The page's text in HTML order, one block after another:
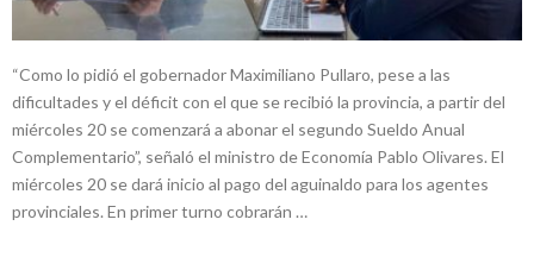
“Como lo pidió el gobernador Maximiliano Pullaro, pese a las
dificultades y el déficit con el que se recibió la provincia, a partir del
miércoles 20 se comenzará a abonar el segundo Sueldo Anual
Complementario”, señaló el ministro de Economía Pablo Olivares. El
miércoles 20 se dará inicio al pago del aguinaldo para los agentes
provinciales. En primer turno cobrarán …